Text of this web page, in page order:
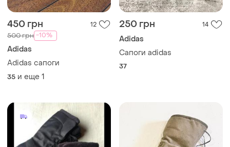
450 грн 12
500 грн -10%
Adidas
Adidas сапоги
35 и еще 1
250 грн 14
Adidas
Сапоги adidas
37